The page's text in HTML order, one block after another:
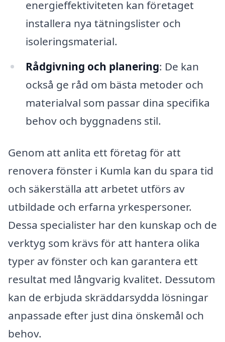
energieffektiviteten kan företaget
installera nya tätningslister och
isoleringsmaterial.
Rådgivning och planering: De kan
också ge råd om bästa metoder och
materialval som passar dina specifika
behov och byggnadens stil.
Genom att anlita ett företag för att
renovera fönster i Kumla kan du spara tid
och säkerställa att arbetet utförs av
utbildade och erfarna yrkespersoner.
Dessa specialister har den kunskap och de
verktyg som krävs för att hantera olika
typer av fönster och kan garantera ett
resultat med långvarig kvalitet. Dessutom
kan de erbjuda skräddarsydda lösningar
anpassade efter just dina önskemål och
behov.